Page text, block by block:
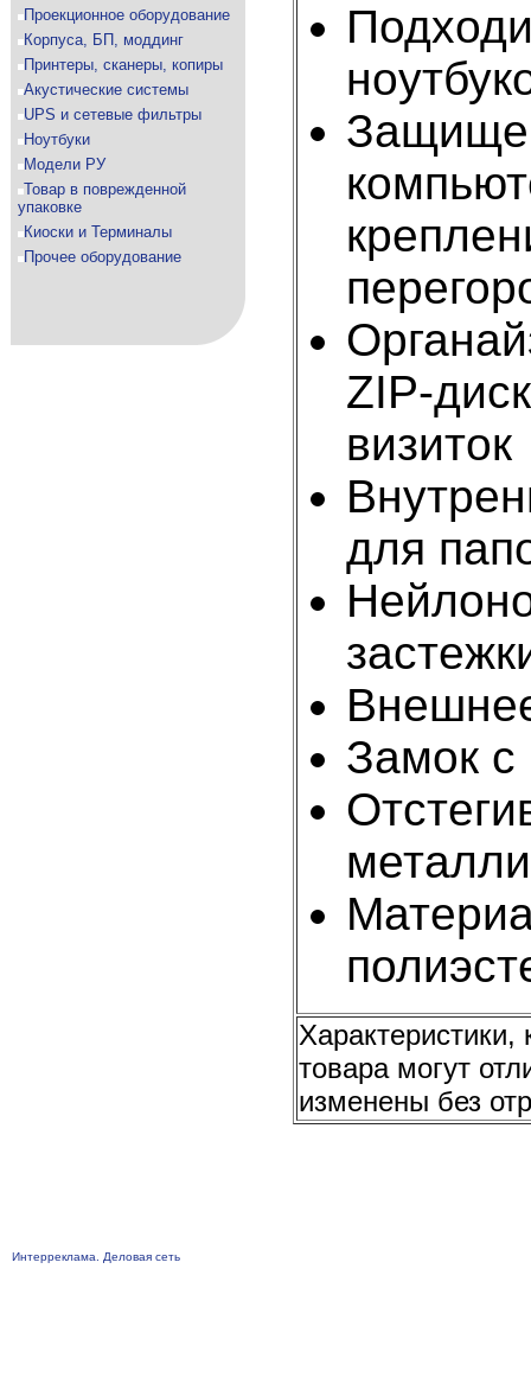
Проекционное оборудование
Корпуса, БП, моддинг
Принтеры, сканеры, копиры
Акустические системы
UPS и сетевые фильтры
Ноутбуки
Модели РУ
Товар в поврежденной
упаковке
Киоски и Терминалы
Прочее оборудование
ZIP-
визиток
для
Замок
товара могут
изменены без
Интерреклама. Деловая сеть